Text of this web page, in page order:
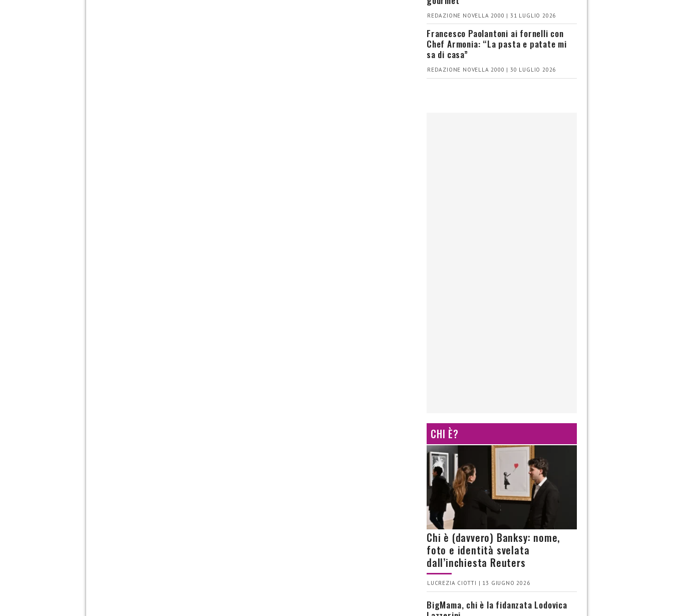
REDAZIONE NOVELLA 2000 | 31 LUGLIO 2026
Francesco Paolantoni ai fornelli con
Chef Armonia: “La pasta e patate mi
sa di casa”
REDAZIONE NOVELLA 2000 | 30 LUGLIO 2026
CHI È?
Chi è (davvero) Banksy: nome,
foto e identità svelata
dall’inchiesta Reuters
LUCREZIA CIOTTI | 13 GIUGNO 2026
BigMama, chi è la fidanzata Lodovica